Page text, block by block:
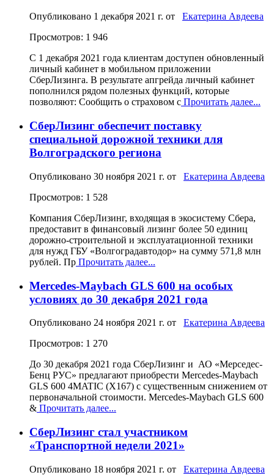
Опубликовано 1 декабря 2021 г. от Екатерина Авдеева
Просмотров: 1 946
С 1 декабря 2021 года клиентам доступен обновленный
личный кабинет в мобильном приложении
СберЛизинга. В результате апгрейда личный кабинет
пополнился рядом полезных функций, которые
позволяют: Сообщить о страховом с Прочитать далее...
СберЛизинг обеспечит поставку
специальной дорожной техники для
Волгоградского региона
Опубликовано 30 ноября 2021 г. от Екатерина Авдеева
Просмотров: 1 528
Компания СберЛизинг, входящая в экосистему Сбера,
предоставит в финансовый лизинг более 50 единиц
дорожно-строительной и эксплуатационной техники
для нужд ГБУ «Волгоградавтодор» на сумму 571,8 млн
рублей. Пр Прочитать далее...
Mercedes-Maybach GLS 600 на особых
условиях до 30 декабря 2021 года
Опубликовано 24 ноября 2021 г. от Екатерина Авдеева
Просмотров: 1 270
До 30 декабря 2021 года СберЛизинг и АО «Мерседес-
Бенц РУС» предлагают приобрести Mercedes-Maybach
GLS 600 4MATIC (X167) с существенным снижением от
первоначальной стоимости. Mercedes-Maybach GLS 600
& Прочитать далее...
СберЛизинг стал участником
«Транспортной недели 2021»
Опубликовано 18 ноября 2021 г. от Екатерина Авдеева